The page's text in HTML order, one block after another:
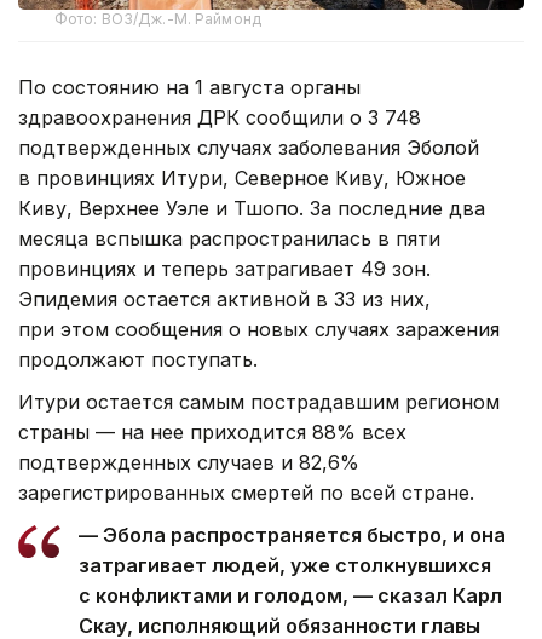
Фото: ВОЗ/Дж.-М. Раймонд
По состоянию на 1 августа органы
здравоохранения ДРК сообщили о 3 748
подтвержденных случаях заболевания Эболой
в провинциях Итури, Северное Киву, Южное
Киву, Верхнее Уэле и Тшопо. За последние два
месяца вспышка распространилась в пяти
провинциях и теперь затрагивает 49 зон.
Эпидемия остается активной в 33 из них,
при этом сообщения о новых случаях заражения
продолжают поступать.
Итури остается самым пострадавшим регионом
страны — на нее приходится 88% всех
подтвержденных случаев и 82,6%
зарегистрированных смертей по всей стране.
— Эбола распространяется быстро, и она
затрагивает людей, уже столкнувшихся
с конфликтами и голодом, — сказал Карл
Скау, исполняющий обязанности главы